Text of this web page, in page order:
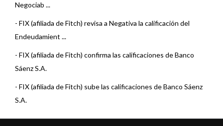
Negociab ...
- FIX (afiliada de Fitch) revisa a Negativa la calificación del
Endeudamient ...
- FIX (afiliada de Fitch) confirma las calificaciones de Banco
Sáenz S.A.
- FIX (afiliada de Fitch) sube las calificaciones de Banco Sáenz
S.A.
-Fix SCR asigna la calificación de las Obligaciones Negociables